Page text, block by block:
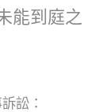
能到庭之
訟：